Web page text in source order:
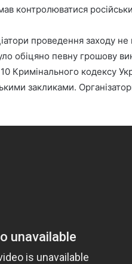
контролюватися
проведення заходу
обіцяно певну грошову
Кримінального кодексу
закликами.